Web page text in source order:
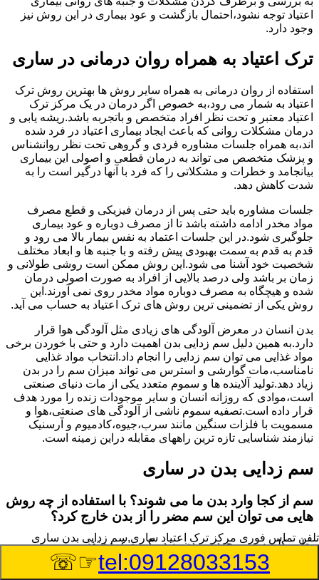
اعتیاد توجه نشود،احتمال بازگشت و عود بیماری در این روش نیز
وجود دارد.
ترک اعتیاد به همراه روان درمانی در ساری
استفاده از روان درمانی به همراه سایر روش ها بهترین روش ترک
اعتیاد به شمار می رود،به خصوص اگر درمان در یک مرکز ترک
اعتیاد معتبر و تحت نظر افراد متخصص و باتجربه باشد.ریشه یابی و
درمان مشکلات روانی که باعث ایجاد بیماری اعتیاد در فرد شده
اند،به همراه جلسات مشاوره فردی و گروهی تحت نظر روانشناس
و پزشک متخصص می تواند به درمان قطعی و اصولی این بیماری
بیانجامد و خطرات و مشکلاتی را که فرد با آنها درگیر است را به
شدت کاهش دهد.
جلسات مشاوره باید حتی پس از درمان فیزیکی و قطع مصرف
مواد مخدر ادامه داشته باشد تا از مصرف دوباره و عود بیماری
جلوگیری شود.در این جلسات اعتماد به نفس بیمار بالا می رود و
قدم به قدم به سمت بهبودی پیش رفته و با جنبه ها و ابعاد مختلف
شخصیت خود آشنا می شود.این روش ممکن است روشی طولانی و
زمان بر باشد ولی درصد بالایی از افراد به صورت اصولی درمان
شده و هیچگاه به مصرف دوباره مواد مخدر روی نمی آورند.این
روش یکی از تضمینی ترین روش های ترک اعتیاد به حساب می آید.
بدن انسان در معرض آلودگی های زیادی مثل آلودگی هوا قرار
دارد.به همین دلیل سم زدایی بدن اهمیت دارد و حتی با خوردن برخی
مواد غذایی می توان سم زدایی را انجام داد.انتخاب مواد غذایی
نامناسب،مات گوارشی و استرس می تواند میزان سم را در بدن
زیاد دهد.تولید آلاینده ها و سموم متعدد یکی از مات دنیای صنعتی
است،موادی که روزانه انسان و سایر موجودات زنده را مورد هدف
قرار داده است.تصفیه سموم ناشی از آلودگی های صنعتی،هوا و
مسمویت با فلزات سنگین مانند سرب،جیوه،کادمیوم و آرسنیک
نیازمند شناسایی تازه ترین راههای مقابله دراین زمینه است.
سم زدایی بدن در ساری
سم از کجا وارد بدن ما می شوند؟ با استفاده از چه روش
هایی می توان این سم مضر را از بدن خارج کرد؟
بطور کلی سم موجود در بدن به دو گروه عمده تقسیم می
شوند.بخش بزرگی از این سموم مثل مواد به جا مانده از سموم
گیاهی و آفت کش ها،فلزات سنگین ناشی از آلودگی هوا،انواع
تلفن تماس فوری مرکز ترک اعتیاد ساری,سم زدایی بدن ساری
tel:09128033153
☞☏